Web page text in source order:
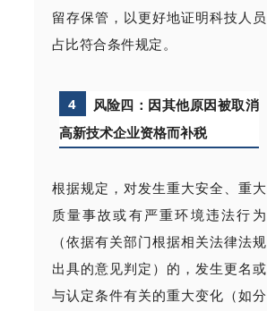
留存保管，以更好地证明科技人员
占比符合条件规定。
4
风险四：因其他原因被取消
高新技术企业资格而补税
根据规定，对发生重大安全、重大
质量事故或有严重环境违法行为
（依据有关部门根据相关法律法规
出具的意见判定）的，发生更名或
与认定条件有关的重大变化（如分